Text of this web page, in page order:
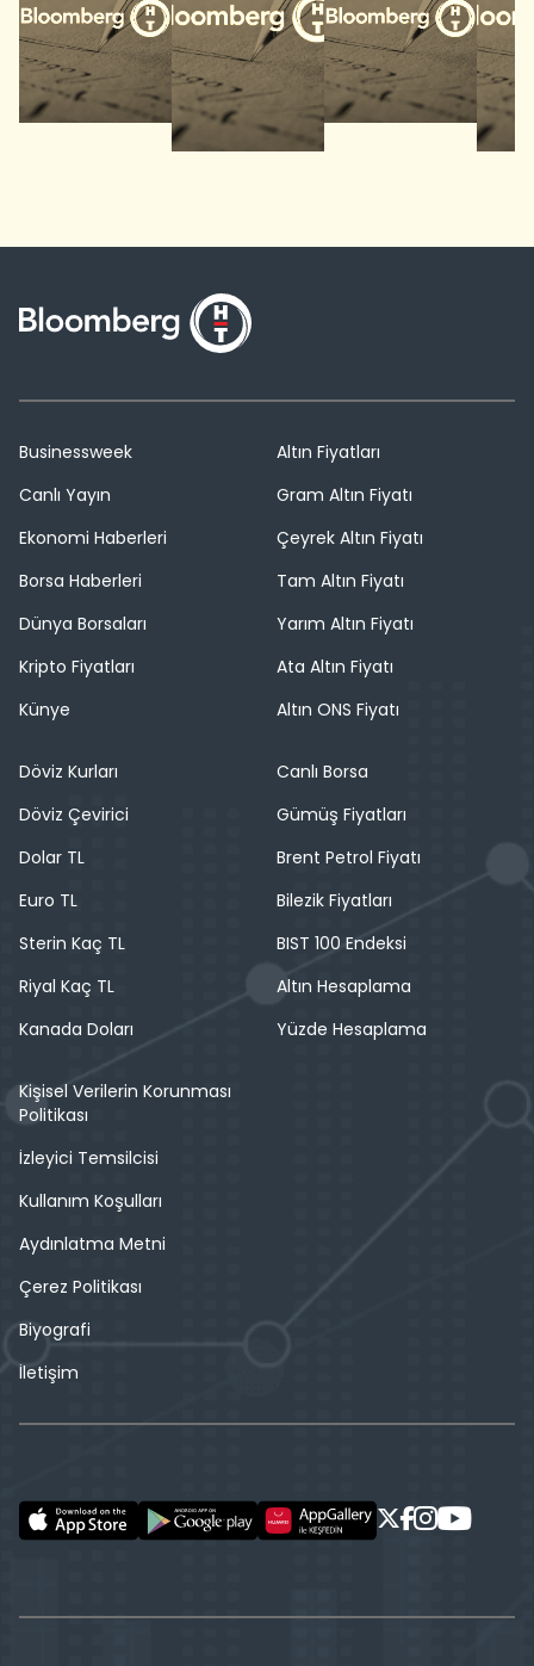
Businessweek
Canlı Yayın
Ekonomi Haberleri
Borsa Haberleri
Dünya Borsaları
Kripto Fiyatları
Künye
Altın Fiyatları
Gram Altın Fiyatı
Çeyrek Altın Fiyatı
Tam Altın Fiyatı
Yarım Altın Fiyatı
Ata Altın Fiyatı
Altın ONS Fiyatı
Döviz Kurları
Döviz Çevirici
Dolar TL
Euro TL
Sterin Kaç TL
Riyal Kaç TL
Kanada Doları
Canlı Borsa
Gümüş Fiyatları
Brent Petrol Fiyatı
Bilezik Fiyatları
BIST 100 Endeksi
Altın Hesaplama
Yüzde Hesaplama
Kişisel Verilerin Korunması
Politikası
İzleyici Temsilcisi
Kullanım Koşulları
Aydınlatma Metni
Çerez Politikası
Biyografi
İletişim